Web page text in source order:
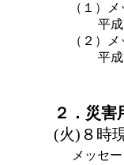
（１）
平成
（２）
平成
２．災
(火)８時
メッセ